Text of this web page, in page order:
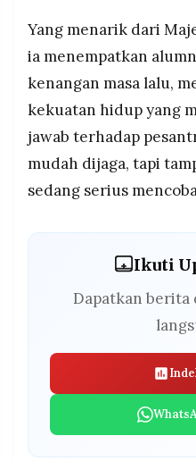
Yang menarik dari
ia menempatkan
kenangan masa lalu,
kekuatan hidup yang
jawab terhadap
mudah dijaga, tapi
sedang serius
Ikuti
Dapatkan